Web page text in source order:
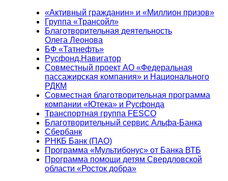
«Активный гражданин» и «Миллион призов»
Группа «Трансойл»
Благотворительная деятельность
Олега Леонова
БФ «Татнефть»
Русфонд.Навигатор
Совместный проект АО «Федеральная
пассажирская компания» и Национального
РДКМ
Совместная благотворительная программа
компании «Ютека» и Русфонда
Транспортная группа FESCO
Благотворительный сервис Альфа-Банка
Сбербанк
РНКБ Банк (ПАО)
Программа «Мультибонус» от Банка ВТБ
Программа помощи детям Свердловской
области «Росток добра»